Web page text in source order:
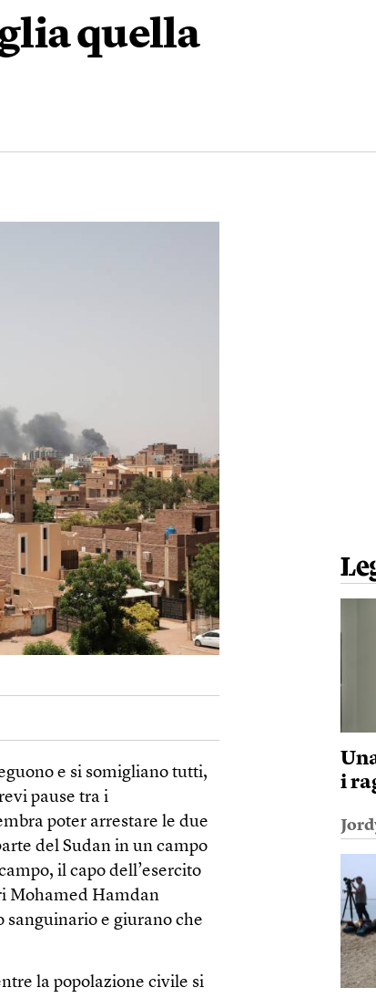
quella
e si somigliano tutti,
pause tra i
poter arrestare le due
del Sudan in un campo
il capo dell’esercito
Mohamed Hamdan
e giurano che
la popolazione civile si
i